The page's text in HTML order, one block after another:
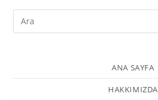
ANA SAYFA
HAKKIMIZDA